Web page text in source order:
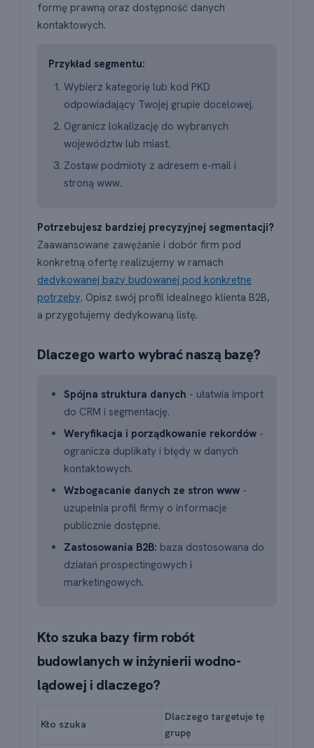
formę prawną oraz dostępność danych
kontaktowych.
Przykład segmentu:
Wybierz kategorię lub kod PKD
odpowiadający Twojej grupie docelowej.
Ogranicz lokalizację do wybranych
województw lub miast.
Zostaw podmioty z adresem e-mail i
stroną www.
Potrzebujesz bardziej precyzyjnej segmentacji?
Zaawansowane zawężanie i dobór firm pod
konkretną ofertę realizujemy w ramach
dedykowanej bazy budowanej pod konkretne
potrzeby. Opisz swój profil idealnego klienta B2B,
a przygotujemy dedykowaną listę.
Dlaczego warto wybrać naszą bazę?
Spójna struktura danych - ułatwia import
do CRM i segmentację.
Weryfikacja i porządkowanie rekordów -
ogranicza duplikaty i błędy w danych
kontaktowych.
Wzbogacanie danych ze stron www -
uzupełnia profil firmy o informacje
publicznie dostępne.
Zastosowania B2B: baza dostosowana do
działań prospectingowych i
marketingowych.
Kto szuka bazy firm robót
budowlanych w inżynierii wodno-
lądowej i dlaczego?
Kto szuka
Dlaczego targetuje tę
grupę